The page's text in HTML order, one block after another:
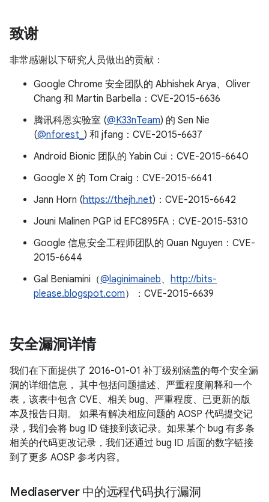
致谢
非常感谢以下研究人员做出的贡献：
Google Chrome 安全团队的 Abhishek Arya、Oliver
Chang 和 Martin Barbella：CVE-2015-6636
腾讯科恩实验室 (@K33nTeam) 的 Sen Nie
(@nforest_ ) 和 jfang：CVE-2015-6637
Android Bionic 团队的 Yabin Cui：CVE-2015-6640
Google X 的 Tom Craig：CVE-2015-6641
Jann Horn (https://thejh.net)：CVE-2015-6642
Jouni Malinen PGP id EFC895FA：CVE-2015-5310
Google 信息安全工程师团队的 Quan Nguyen：CVE-
2015-6644
Gal Beniamini（@laginimaineb、 http://bits-
please.blogspot.com）：CVE-2015-6639
安全漏洞详情
我们在下面提供了 2016-01-01 补丁级别涵盖的每个安全漏
洞的详细信息， 其中包括问题描述、严重程度阐释和一个
表，该表中包含 CVE、相关 bug、严重程度、已更新的版
本及报告日期。 如果有解决相应问题的 AOSP 代码提交记
录，我们会将 bug ID 链接到该记录。如果某个 bug 有多条
相关的代码更改记录，我们还通过 bug ID 后面的数字链接
到了更多 AOSP 参考内容。
Mediaserver 中的远程代码执行漏洞